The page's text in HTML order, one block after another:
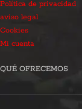
Política de privacidad
aviso legal
Cookies
Mi cuenta
QUÉ OFRECEMOS